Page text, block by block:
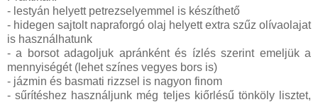
- lestyán helyett petrezselyemmel is készíthető
- hidegen sajtolt napraforgó olaj helyett extra szűz olívaolajat
is használhatunk
- a borsot adagoljuk apránként és ízlés szerint emeljük a
mennyiségét (lehet színes vegyes bors is)
- jázmin és basmati rizzsel is nagyon finom
- sűrítéshez használjunk még teljes kiőrlésű tönköly lisztet,